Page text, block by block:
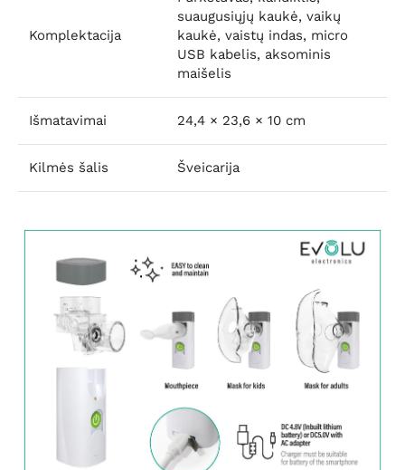
Komplektacija
suaugusiųjų kaukė, vaikų
kaukė, vaistų indas, micro
USB kabelis, aksominis
maišelis
Išmatavimai 24,4 × 23,6 × 10 cm
Kilmės šalis Šveicarija